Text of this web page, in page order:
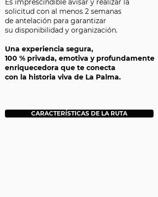
Es imprescindible avisar y realizar la
solicitud con al menos 2 semanas
de antelación para garantizar
su disponibilidad y organización.
Una experiencia segura,
100 % privada, emotiva y profundamente
enriquecedora que te conecta
con la historia viva de La Palma.
CARACTERÍSTICAS DE LA RUTA